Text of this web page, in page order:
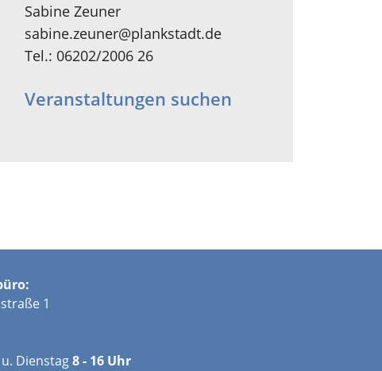
Sabine Zeuner
sabine.zeuner@plankstadt.de
Tel.: 06202/2006 26
Veranstaltungen suchen
1
Dienstag8 - 16 Uhr